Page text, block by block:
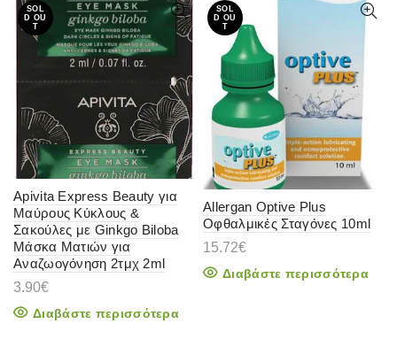
SOL
D OU
T
Apivita Express Beauty για
Μαύρους Κύκλους &
Σακούλες με Ginkgo Biloba
Μάσκα Ματιών για
Αναζωογόνηση 2τμχ 2ml
3.90€
Διαβάστε περισσότερα
SOL
D OU
T
Allergan Optive Plus
Οφθαλμικές Σταγόνες 10ml
15.72€
Διαβάστε περισσότερα